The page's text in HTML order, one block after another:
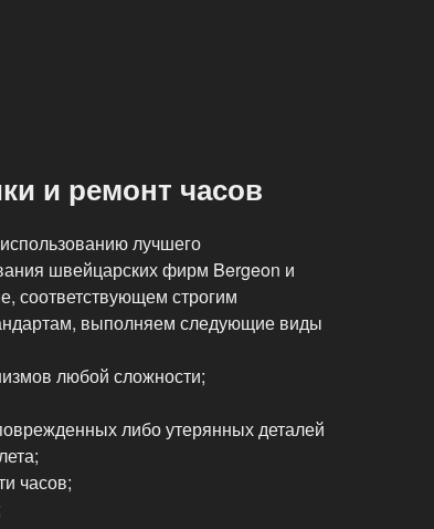
и ремонт часов
лучшего
швейцарских фирм Bergeon и
соответствующем строгим
выполняем следующие виды
любой сложности;
либо утерянных деталей
часов;